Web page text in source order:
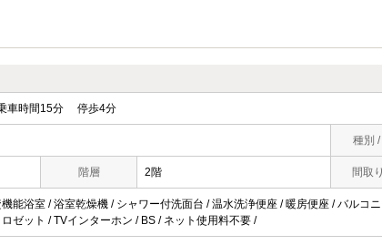
車時間15分 停歩4分
種別
階層 2階 間取
能浴室 / 浴室乾燥機 / シャワー付洗面台 / 温水洗浄便座 / 暖房便座 / バルコ
ゼット / TVインターホン / BS / ネット使用料不要 /